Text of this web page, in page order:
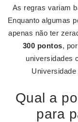
As regras variam
Enquanto algumas
apenas não ter
300 pontos,
universidades
Qual a
para